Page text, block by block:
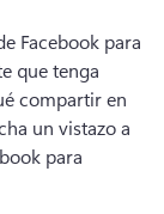
Facebook para
que tenga
compartir en
un vistazo a
para